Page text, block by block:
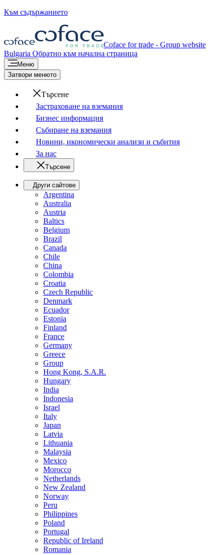
Към съдържанието
Coface for trade - Group website
Bulgaria Обратно към начална страница
Меню
Затвори менюто
Търсене
Застраховане на вземания
Бизнес информация
Събиране на вземания
Новини, икономически анализи и събития
За нас
Търсене
Други сайтове
Argentina
Australia
Austria
Baltics
Belgium
Brazil
Canada
Chile
China
Colombia
Croatia
Czech Republic
Denmark
Ecuador
Estonia
Finland
France
Germany
Greece
Group
Hong Kong, S.A.R.
Hungary
India
Indonesia
Israel
Italy
Japan
Latvia
Lithuania
Malaysia
Mexico
Morocco
Netherlands
New Zealand
Norway
Peru
Philippines
Poland
Portugal
Republic of Ireland
Romania